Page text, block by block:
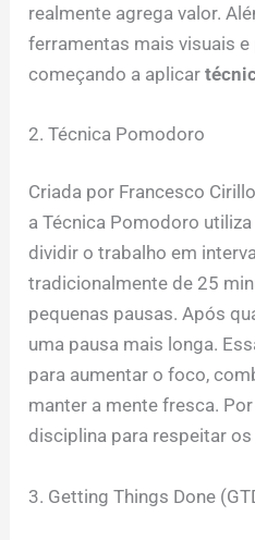
realmente agrega valor.
ferramentas mais visuais
começando a aplicar
2. Técnica Pomodoro
Criada por Francesco
a Técnica Pomodoro
dividir o trabalho em
tradicionalmente de 25
pequenas pausas. Após
uma pausa mais longa.
para aumentar o foco,
manter a mente fresca.
disciplina para respeitar
3. Getting Things Done